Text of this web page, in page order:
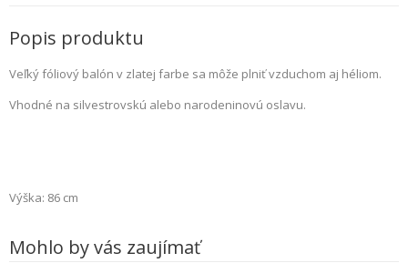
Popis produktu
Veľký fóliový balón v zlatej farbe sa môže plniť vzduchom aj héliom.
Vhodné na silvestrovskú alebo narodeninovú oslavu.
Výška: 86 cm
Mohlo by vás zaujímať